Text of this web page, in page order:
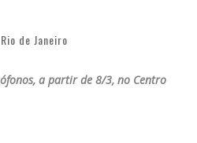
Rio de Janeiro
a partir de 8/3, no Centro